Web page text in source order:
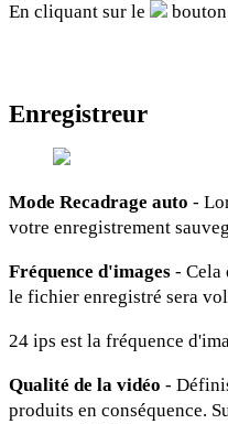
En cliquant sur le
Enregistreur
Mode Recadrage auto -
votre enregistrement
Fréquence d'images - Cela
le fichier enregistré sera
24 ips est la fréquence
Qualité de la vidéo -
produits en conséquence.